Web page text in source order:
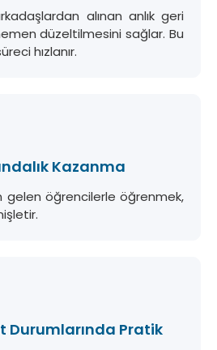
alınan anlık geri
düzeltilmesini sağlar. Bu
hızlanır.
Kazanma
gelen öğrencilerle öğrenmek,
Durumlarında Pratik